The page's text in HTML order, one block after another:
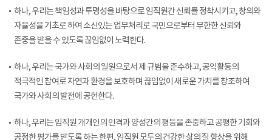
하나, 우리는 책임성과 투명성을 바탕으로 임직원간 신뢰를 정착시키고, 창의와
자율성을 기초로 하여 소신있는 업무처리로 국민으로부터 무한한 신뢰와
존중을 받을 수 있도록 끊임없이 노력한다.
하나, 우리는 국가와 사회의 일원으로서 제 규범을 준수하고, 공익활동의
적극적인 참여로 자연과 환경을 보호하며 끊임없이 새로운 가치를 창조하여
국가와 사회의 발전에 공헌한다.
하나, 우리는 임직원 개개인의 인격과 양성간의 평등을 존중하고 공평한 기회와
공정한 평가를 받도록 하는 한편, 임직원 모두의 건강한 삶의 질 향상을 위해